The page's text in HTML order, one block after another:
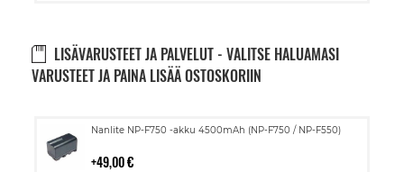
LISÄVARUSTEET JA PALVELUT - VALITSE HALUAMASI
VARUSTEET JA PAINA LISÄÄ OSTOSKORIIN
Nanlite NP-F750 -akku 4500mAh (NP-F750 / NP-F550)
49,00 €
Lisää